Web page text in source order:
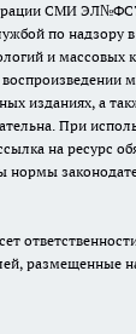
СМИ
по надзору
и массовых
изданиях, а
При
на ресурс
нормы
размещенные